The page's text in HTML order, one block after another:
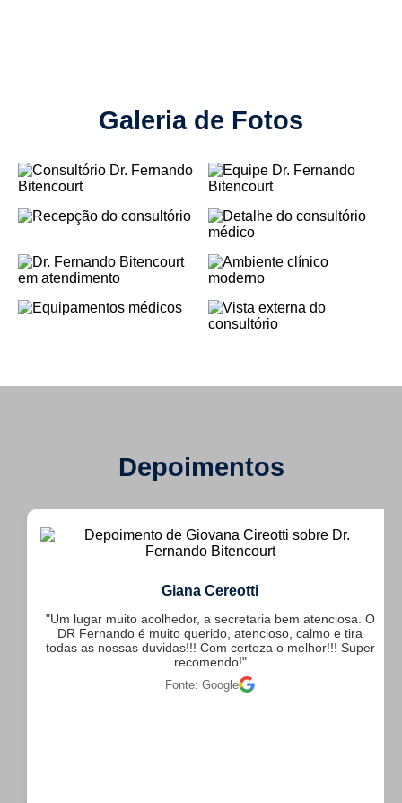
Galeria de Fotos
Depoimentos
Giana Cereotti
"Um lugar muito acolhedor, a secretaria bem atenciosa. O
DR Fernando é muito querido, atencioso, calmo e tira
todas as nossas duvidas!!! Com certeza o melhor!!! Super
recomendo!"
Fonte: Google